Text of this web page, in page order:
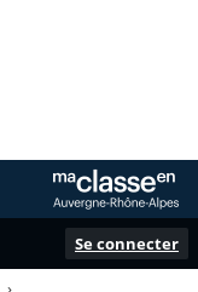
Se connecter